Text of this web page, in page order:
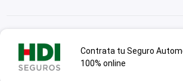
Contrata tu Seguro
100% online